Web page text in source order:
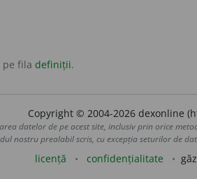
pe fila definiții.
Copyright © 2004-2026 dexonline
datelor de pe acest site, inclusiv prin orice
nostru prealabil scris, cu excepția seturilor de
licență confidențialitate